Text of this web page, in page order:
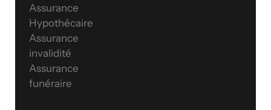
Assurance
Hypothécaire
Assurance
invalidité
Assurance
funéraire